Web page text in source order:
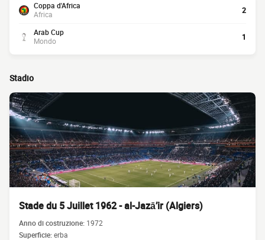
Coppa d'Africa
Africa
2
Arab Cup
Mondo
1
Stadio
Stade du 5 Juillet 1962 - al-Jazā’ir (Algiers)
Anno di costruzione: 1972
Superficie:erba